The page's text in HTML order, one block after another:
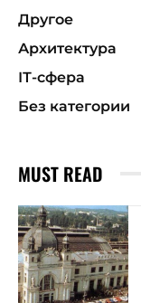
Другое
Архитектура
ІТ-сфера
Без категории
MUST READ